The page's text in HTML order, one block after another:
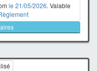
le 21/05/2026. Valable